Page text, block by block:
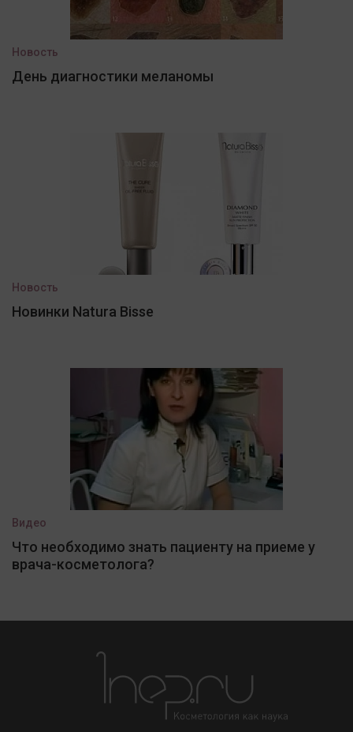
Новость
День диагностики меланомы
Новость
Новинки Natura Bisse
Видео
Что необходимо знать пациенту на приеме у
врача-косметолога?